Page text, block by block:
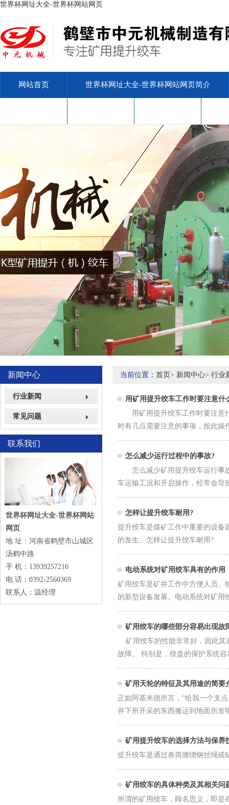
世界杯网址大全-世界杯网站网页
网站首页 世界杯网址大全-世界杯网站网页简介
新闻中心
行业新闻
常见问题
联系我们
世界杯网址大全-世界杯网站
网页
地 址：河南省鹤壁市山城区
汤鹤中路
手 机：13939257216
电 话：0392-2560369
联系人：温经理
当前位置： 首页> 新闻中心> 行业
用矿用提升绞车工作时要注意什
用矿用提升绞车工作时要注意
时有几点需要注意的事项，按此
怎么减少运行过程中的事故?
怎么减少矿用提升绞车运行事
车运输工况和开启操作，经常会
怎样让提升绞车耐用?
提升绞车是煤矿工作中重要的设备
的发生。怎样让提升绞车耐用?
电动系统对矿用绞车具有的作用
矿用绞车是矿井工作中方便人员、
的新型设备发展。电动系统对矿用
矿用绞车的哪些部分容易出现故
矿用绞车的性能非常好，因此其
故障。 特别是，绞盘的保护系统
矿用天轮的特征及其用途的简要
正如阿基米德所言，“给我一个支
井下所开采的东西搬运到地面所发
矿用提升绞车的选择方法与保养
提升绞车是通过卷筒缠绕钢丝绳或
矿用绞车的具体种类及其相关问
所谓的矿用绞车，顾名思义，即